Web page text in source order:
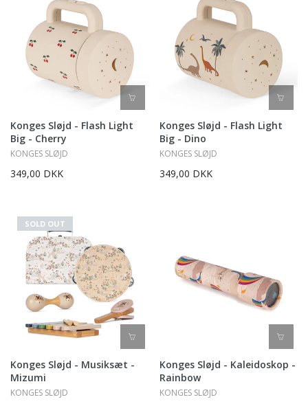
Konges Sløjd - Flash Light
Big - Cherry
KONGES SLØJD
349,00 DKK
Konges Sløjd - Flash Light
Big - Dino
KONGES SLØJD
349,00 DKK
SOLD OUT
Konges Sløjd - Musiksæt -
Mizumi
KONGES SLØJD
Konges Sløjd - Kaleidoskop -
Rainbow
KONGES SLØJD